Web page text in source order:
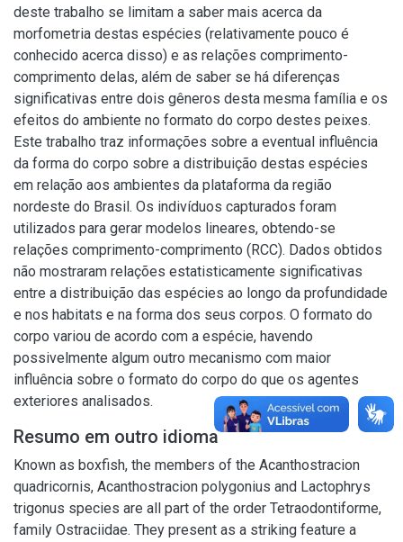
deste trabalho se limitam a saber mais acerca da
morfometria destas espécies (relativamente pouco é
conhecido acerca disso) e as relações comprimento-
comprimento delas, além de saber se há diferenças
significativas entre dois gêneros desta mesma família e os
efeitos do ambiente no formato do corpo destes peixes.
Este trabalho traz informações sobre a eventual influência
da forma do corpo sobre a distribuição destas espécies
em relação aos ambientes da plataforma da região
nordeste do Brasil. Os indivíduos capturados foram
utilizados para gerar modelos lineares, obtendo-se
relações comprimento-comprimento (RCC). Dados obtidos
não mostraram relações estatisticamente significativas
entre a distribuição das espécies ao longo da profundidade
e nos habitats e na forma dos seus corpos. O formato do
corpo variou de acordo com a espécie, havendo
possivelmente algum outro mecanismo com maior
influência sobre o formato do corpo do que os agentes
exteriores analisados.
Resumo em outro idioma
Known as boxfish, the members of the Acanthostracion
quadricornis, Acanthostracion polygonius and Lactophrys
trigonus species are all part of the order Tetraodontiforme,
family Ostraciidae. They present as a striking feature a